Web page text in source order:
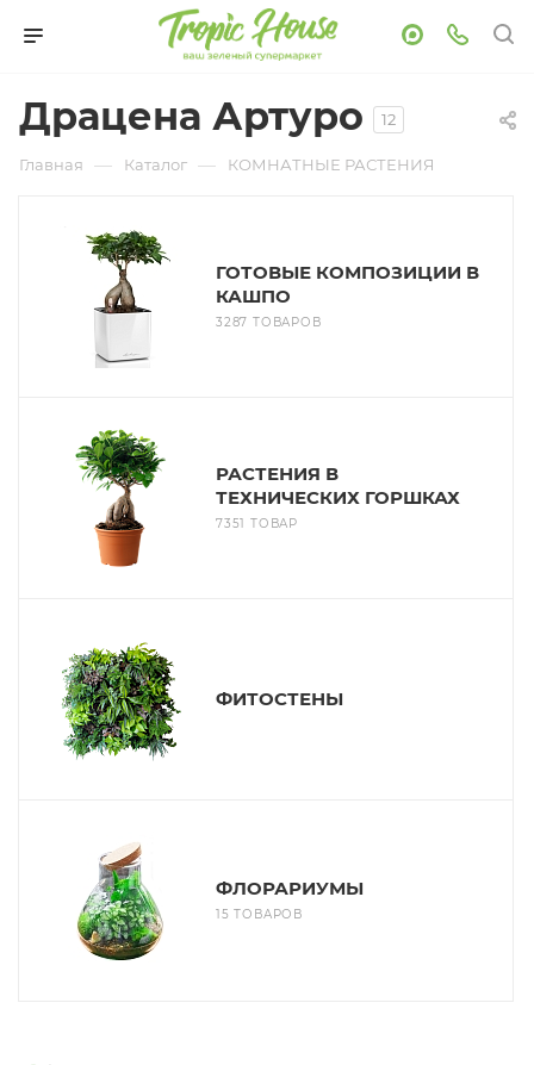
Драцена Артуро 12
Главная — Каталог — КОМНАТНЫЕ РАСТЕНИЯ
ГОТОВЫЕ КОМПОЗИЦИИ В
КАШПО
3287 ТОВАРОВ
РАСТЕНИЯ В
ТЕХНИЧЕСКИХ ГОРШКАХ
7351 ТОВАР
ФИТОСТЕНЫ
ФЛОРАРИУМЫ
15 ТОВАРОВ